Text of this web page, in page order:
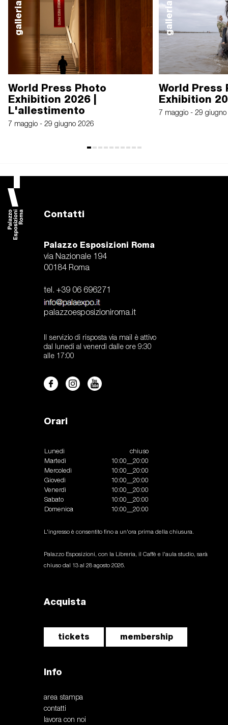
galleria
World Press Photo
Exhibition 2026 |
L'allestimento
7 maggio - 29 giugno 2026
galleria
World Press
Exhibition
7 maggio - 29
Contatti
Palazzo Esposizioni Roma
via Nazionale 194
00184 Roma
tel. +39 06 696271
palazzoesposizioniroma.it
Il servizio di risposta via mail è attivo
dal lunedi al venerdì dalle ore 9:30
alle 17:00
Orari
Lunedì
chiuso
Martedì
10:00__20:00
Mercoledì
10:00__20:00
Giovedì
10:00__20:00
Venerdì
10:00__20:00
Sabato
10:00__20:00
Domenica
10:00__20:00
L'ingresso è consentito fino a un'ora prima della chiusura.
Palazzo Esposizioni, con la Libreria, il Caffè e l'aula studio, sarà
chiuso dal 13 al 28 agosto 2026.
Acquista
tickets membership
Info
area stampa
contatti
lavora con noi